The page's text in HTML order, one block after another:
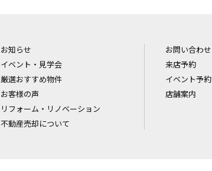
お知らせ
イベント・見学会
厳選おすすめ物件
お客様の声
リフォーム・リノベーション
不動産売却について
お問い合わせ
来店予約
イベント予約
店舗案内